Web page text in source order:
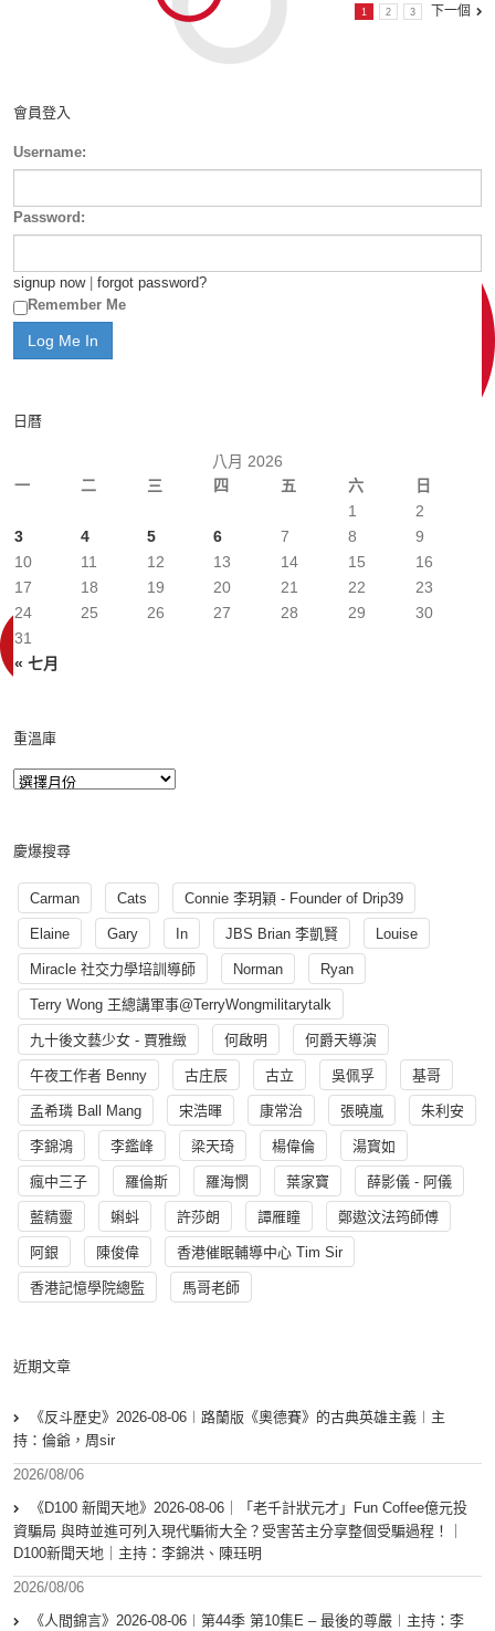
1 2 3 下一個
會員登入
Username:
Password:
signup now| forgot password?
Remember Me
日曆
八月 2026
一
二 三 四 五 六 日
« 七月
1
2
3
4 5 6 7 8
9
10
11 12 13 14 15
16
17
18 19 20 21 22
23
24
25 26 27 28 29
30
31
重溫庫
慶爆搜尋
Carman Cats Connie 李玥穎 - Founder of Drip39
Elaine Gary In JBS Brian 李凱賢 Louise
Miracle 社交力學培訓導師 Norman Ryan
Terry Wong 王總講軍事@TerryWongmilitarytalk
九十後文藝少女 - 賈雅緻 何啟明 何爵天導演
午夜工作者 Benny 古庄辰 古立 吳佩孚 基哥
孟希璘 Ball Mang 宋浩暉 康常治 張曉嵐 朱利安
李錦鴻 李鑑峰 梁天琦 楊偉倫 湯寳如
瘋中三子 羅倫斯 羅海憫 葉家寶 薛影儀 - 阿儀
藍精靈 蝌蚪 許莎朗 譚雁瞳 鄭遨汶法筠師傅
阿銀 陳俊偉 香港催眠輔導中心 Tim Sir
香港記憶學院總監 馬哥老師
近期文章
《反斗歷史》2026-08-06︱路蘭版《奧德賽》的古典英雄主義︱主
持：倫爺，周sir
2026/08/06
《D100 新聞天地》2026-08-06｜「老千計狀元才」Fun Coffee億元投
資騙局 與時並進可列入現代騙術大全？受害苦主分享整個受騙過程！｜
D100新聞天地｜主持：李錦洪、陳珏明
2026/08/06
《人間錦言》2026-08-06︱第44季 第10集E – 最後的尊嚴︱主持：李